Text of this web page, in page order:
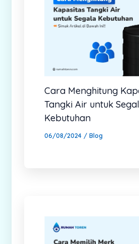
Cara Menghitung
Tangki Air untuk
Kebutuhan
06/08/2024 / Blog